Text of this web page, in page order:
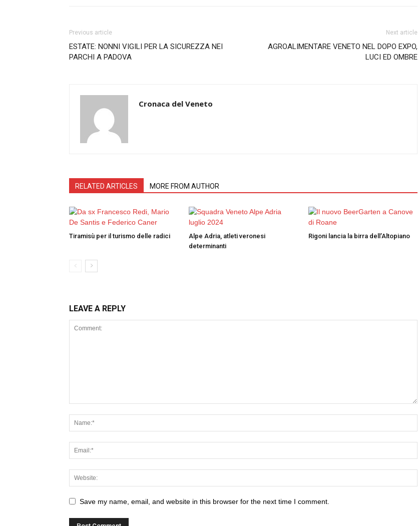
Previous article
ESTATE: NONNI VIGILI PER LA SICUREZZA NEI
PARCHI A PADOVA
Next article
AGROALIMENTARE VENETO NEL DOPO EXPO,
LUCI ED OMBRE
Cronaca del Veneto
RELATED ARTICLES MORE FROM AUTHOR
Tiramisù per il turismo delle radici
Alpe Adria, atleti veronesi
determinanti
Rigoni lancia la birra dell’Altopiano
LEAVE A REPLY
Save my name, email, and website in this browser for the next time I comment.